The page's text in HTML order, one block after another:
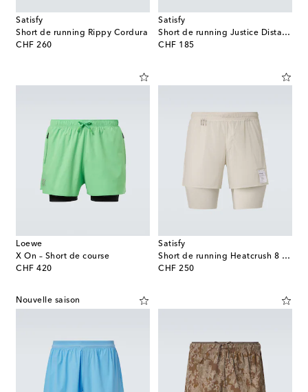
Satisfy
Short de running Rippy Cordura
CHF 260
original price
Satisfy
Short de running Justice Distance 2.5''
CHF 185
original price
Loewe
X On – Short de course
CHF 420
original price
Satisfy
Short de running Heatcrush 8 Desert
CHF 250
original price
Nouvelle saison